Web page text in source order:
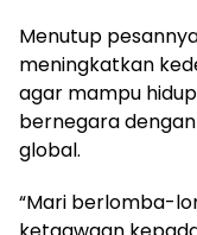
Menutup
meningkatkan
agar mampu
bernegara
global.
“Mari berlomba-